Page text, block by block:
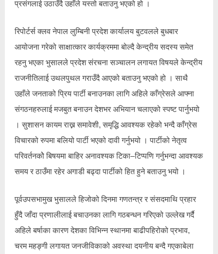
प्रसंगलाई उठाउँदै उहाँले यस्तो बताउनु भएको हो ।
रिपोर्टर्स क्लव नेपाल लुम्बिनी प्रदेश कार्यालय बुटवलले बुधबार
आयोजना गरेको साक्षात्कार कार्यक्रममा बोल्दै केन्द्रीय सदस्य समेत
रहनु भएका भुसालले प्रदेश संरचना सञ्चालन लगायत विषयले केन्द्रीय
राजनीतिलाई उथलपुथल गराउँदै आएको बताउनु भएको हो । साथै
उहाँले जनताको प्रिय पार्टी बनाउनका लागि अहिले काँग्रेसले आफ्ना
संगठनहरुलाई मजबुत बनाउन देशभर अभियान चलाएको स्पष्ट पार्नुभयो
। सुशासन कायम राख्न समावेशी, समृद्धि आवश्यक रहेको भन्दै काँग्रेस
विचारको रुपमा बलियो पार्टी भएको दावी गर्नुभयो । पार्टीको नेतृत्व
परिवर्तनकोे बिषयमा बाहिर अनावश्यक टिका–टिप्पणि गर्नुभन्दा आवश्यक
समय र ठाउँमा रहेर अगाडी बढ्दा पार्टीको हित हुने बताउनु भयो ।
पूर्वउपसभामुख भुसालले हिजोको दिनमा गणतन्त्र र संसदमाथि प्रहार
हुँदै जाँदा प्रणालीलाई बचाउनका लागि गठबन्धन गरिएको उल्लेख गर्दै
अहिले बर्षाका कारण देशका विभिन्न स्थानमा बाढीपहिरोको प्रभाव,
चरम महङ्गी लगायत जनजीविकाको अवस्था दयनीय बन्दै गएकाबेला